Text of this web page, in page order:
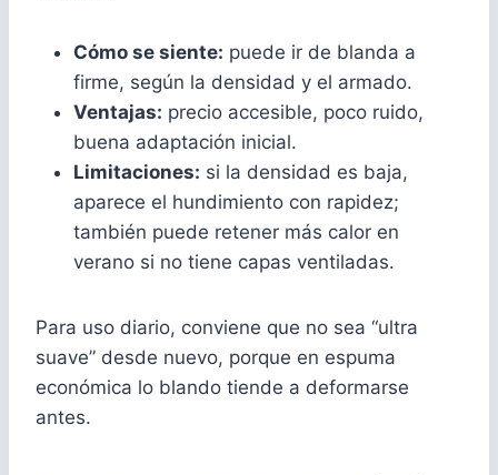
Cómo se siente: puede ir de blanda a
firme, según la densidad y el armado.
Ventajas: precio accesible, poco ruido,
buena adaptación inicial.
Limitaciones: si la densidad es baja,
aparece el hundimiento con rapidez;
también puede retener más calor en
verano si no tiene capas ventiladas.
Para uso diario, conviene que no sea “ultra
suave” desde nuevo, porque en espuma
económica lo blando tiende a deformarse
antes.